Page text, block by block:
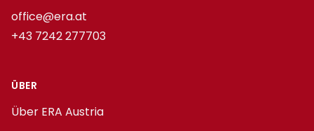
office@era.at
+43 7242 277703
ÜBER
Über ERA Austria